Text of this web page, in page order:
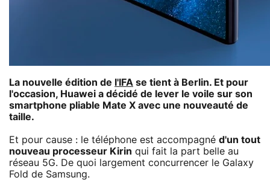
La nouvelle édition de l'IFA se tient à Berlin. Et pour
l'occasion, Huawei a décidé de lever le voile sur son
smartphone pliable Mate X avec une nouveauté de
taille.
Et pour cause : le téléphone est accompagné d'un tout
nouveau processeur Kirin qui fait la part belle au
réseau 5G. De quoi largement concurrencer le Galaxy
Fold de Samsung.